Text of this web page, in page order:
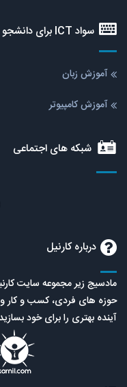
سواد ICT برای دانشجو
آموزش زبان
آموزش کامپیوتر
شبکه های اجتماعی
درباره کارنیل
مادسیج زیر مجموعه سایت
حوزه های فردی، کسب و کار و
آینده بهتری را برای خود